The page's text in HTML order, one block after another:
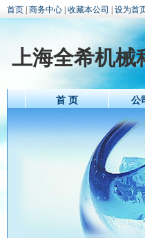
首页 商务中心 收藏本公司 设为首
上海全希机械
首 页 公